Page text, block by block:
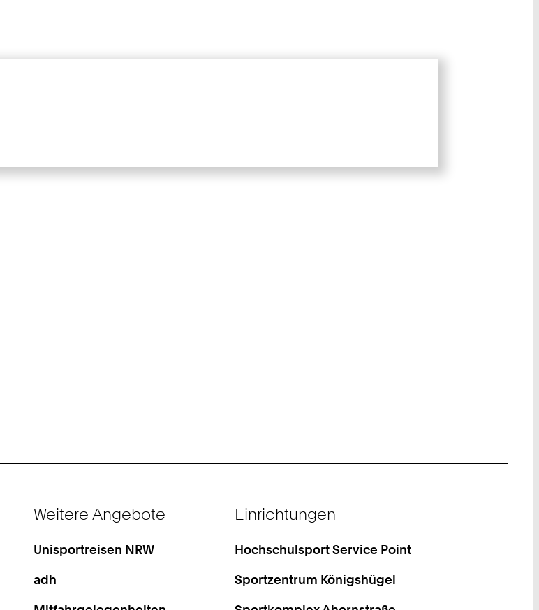
Weitere Angebote
Unisportreisen NRW
adh
Einrichtungen
Hochschulsport Service Point
Sportzentrum Königshügel